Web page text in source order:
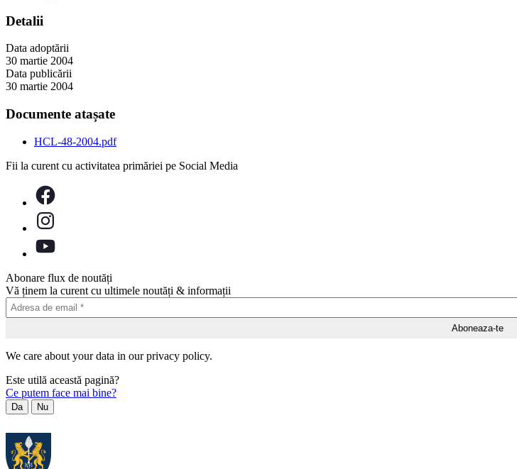
Detalii
Data adoptării
30 martie 2004
Data publicării
30 martie 2004
Documente atașate
HCL-48-2004.pdf
Fii la curent cu activitatea primăriei pe Social Media
Abonare flux de noutăți
Vă ținem la curent cu ultimele noutăți & informații
We care about your data in our privacy policy.
Este utilă această pagină?
Ce putem face mai bine?
Da Nu